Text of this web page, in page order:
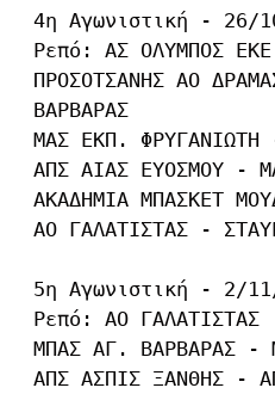
4η Αγωνιστική - 26/
Ρεπό: ΑΣ ΟΛΥΜΠΟΣ ΕΚΕ
ΠΡΟΣΟΤΣΑΝΗΣ ΑΟ
ΒΑΡΒΑΡΑΣ
ΜΑΣ ΕΚΠ. ΦΡΥΓΑΝΙΩΤΗ
ΑΠΣ ΑΙΑΣ ΕΥΟΣΜΟΥ -
ΑΚΑΔΗΜΙΑ ΜΠΑΣΚΕΤ
ΑΟ ΓΑΛΑΤΙΣΤΑΣ -
5η Αγωνιστική - 2/
Ρεπό: ΑΟ ΓΑΛΑΤΙΣΤΑΣ
ΜΠΑΣ ΑΓ. ΒΑΡΒΑΡΑΣ -
ΑΠΣ ΑΣΠΙΣ ΞΑΝΘΗΣ -